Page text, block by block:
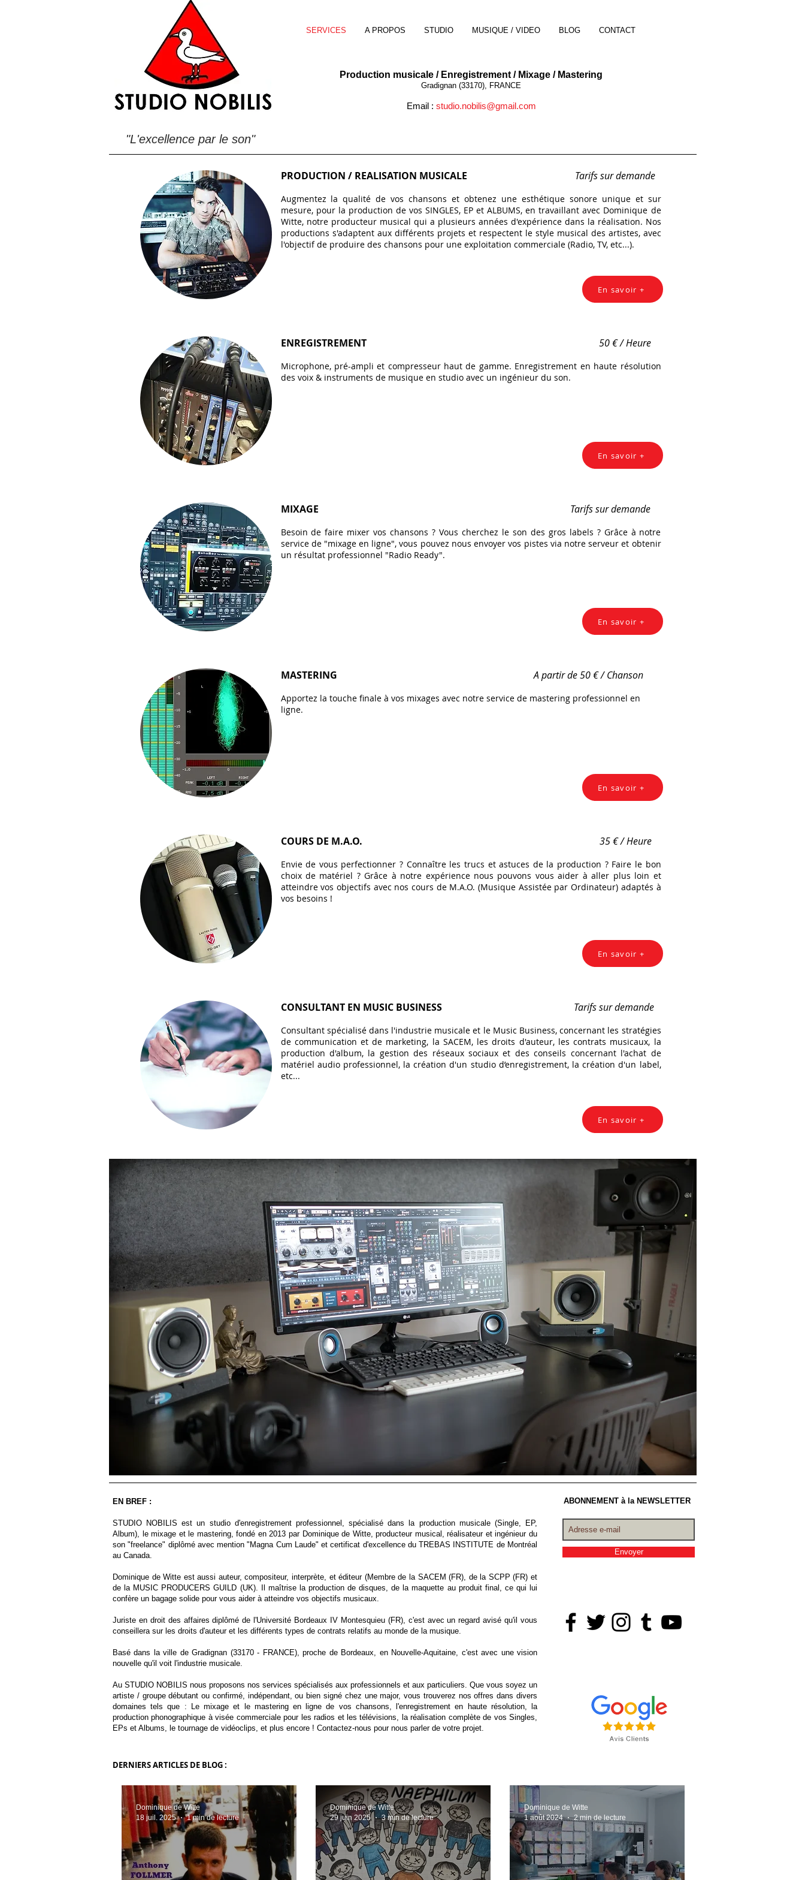
SERVICES A PROPOS STUDIO MUSIQUE / VIDEO BLOG CONTACT
Production musicale / Enregistrement / Mixage / Mastering
Gradignan (33170), FRANCE
Email : studio.nobilis@gmail.com
"L'excellence par le son"
PRODUCTION / REALISATION MUSICALE Tarifs sur demande
Augmentez la qualité de vos chansons et obtenez une esthétique sonore unique et sur
mesure, pour la production de vos SINGLES, EP et ALBUMS, en travaillant avec Dominique de
Witte, notre producteur musical qui a plusieurs années d'expérience dans la réalisation. Nos
productions s'adaptent aux différents projets et respectent le style musical des artistes, avec
l'objectif de produire des chansons pour une exploitation commerciale (Radio, TV, etc...).
En savoir +
ENREGISTREMENT 50 € / Heure
Microphone, pré-ampli et compresseur haut de gamme. Enregistrement en haute résolution
des voix & instruments de musique en studio avec un ingénieur du son.
En savoir +
MIXAGE Tarifs sur demande
Besoin de faire mixer vos chansons ? Vous cherchez le son des gros labels ? Grâce à notre
service de "mixage en ligne", vous pouvez nous envoyer vos pistes via notre serveur et obtenir
un résultat professionnel "Radio Ready".
En savoir +
MASTERINGA partir de 50 € / Chanson
Apportez la touche finale à vos mixages avec notre service de mastering professionnel en
ligne.
En savoir +
COURS DE M.A.O. 35 € / Heure
Envie de vous perfectionner ? Connaître les trucs et astuces de la production ? Faire le bon
choix de matériel ? Grâce à notre expérience nous pouvons vous aider à aller plus loin et
atteindre vos objectifs avec nos cours de M.A.O. (Musique Assistée par Ordinateur) adaptés à
vos besoins !
En savoir +
CONSULTANT EN MUSIC BUSINESS Tarifs sur demande
Consultant spécialisé dans l'industrie musicale et le Music Business, concernant les stratégies
de communication et de marketing, la SACEM, les droits d'auteur, les contrats musicaux, la
production d'album, la gestion des réseaux sociaux et des conseils concernant l'achat de
matériel audio professionnel, la création d'un studio d’enregistrement, la création d'un label,
etc...
En savoir +
EN BREF :
STUDIO NOBILIS est un studio d'enregistrement professionnel, spécialisé dans la production musicale (Single, EP,
Album), le mixage et le mastering, fondé en 2013 par Dominique de Witte, producteur musical, réalisateur et ingénieur du
son "freelance" diplômé avec mention "Magna Cum Laude" et certificat d'excellence du TREBAS INSTITUTE de Montréal
au Canada.
Dominique de Witte est aussi auteur, compositeur, interprète, et éditeur (Membre de la SACEM (FR), de la SCPP (FR) et
de la MUSIC PRODUCERS GUILD (UK). Il maîtrise la production de disques, de la maquette au produit final, ce qui lui
confère un bagage solide pour vous aider à atteindre vos objectifs musicaux.
Juriste en droit des affaires diplômé de l'Université Bordeaux IV Montesquieu (FR), c'est avec un regard avisé qu'il vous
conseillera sur les droits d'auteur et les différents types de contrats relatifs au monde de la musique.
Basé dans la ville de Gradignan (33170 - FRANCE), proche de Bordeaux, en Nouvelle-Aquitaine, c'est avec une vision
nouvelle qu'il voit l'industrie musicale.
Au STUDIO NOBILIS nous proposons nos services spécialisés aux professionnels et aux particuliers. Que vous soyez un
artiste / groupe débutant ou confirmé, indépendant, ou bien signé chez une major, vous trouverez nos offres dans divers
domaines tels que : Le mixage et le mastering en ligne de vos chansons, l'enregistrement en haute résolution, la
production phonographique à visée commerciale pour les radios et les télévisions, la réalisation complète de vos Singles,
EPs et Albums, le tournage de vidéoclips, et plus encore ! Contactez-nous pour nous parler de votre projet.
ABONNEMENT à la NEWSLETTER
Envoyer
Dominique de Witte
18 juil. 2025
1 min de lecture
Dominique de Witte
29 juin 2025
3 min de lecture
Dominique de Witte
1 août 2024
2 min de lecture
DERNIERS ARTICLES DE BLOG :